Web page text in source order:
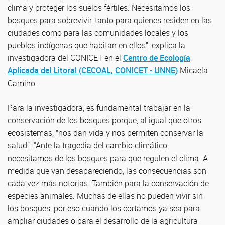
clima y proteger los suelos fértiles. Necesitamos los
bosques para sobrevivir, tanto para quienes residen en las
ciudades como para las comunidades locales y los
pueblos indígenas que habitan en ellos”, explica la
investigadora del CONICET en el Centro de Ecología
Aplicada del Litoral (CECOAL, CONICET - UNNE) Micaela
Camino.
Para la investigadora, es fundamental trabajar en la
conservación de los bosques porque, al igual que otros
ecosistemas, “nos dan vida y nos permiten conservar la
salud”. “Ante la tragedia del cambio climático,
necesitamos de los bosques para que regulen el clima. A
medida que van desapareciendo, las consecuencias son
cada vez más notorias. También para la conservación de
especies animales. Muchas de ellas no pueden vivir sin
los bosques, por eso cuando los cortamos ya sea para
ampliar ciudades o para el desarrollo de la agricultura